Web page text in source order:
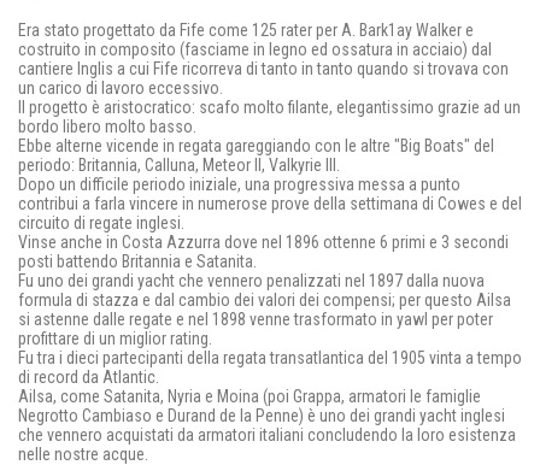
Era stato progettato da Fife come 125 rater per A. Bark1ay Walker e
costruito in composito (fasciame in legno ed ossatura in acciaio) dal
cantiere lnglis a cui Fife ricorreva di tanto in tanto quando si trovava con
un carico di lavoro eccessivo.
Il progetto è aristocratico: scafo molto filante, elegantissimo grazie ad un
bordo libero molto basso.
Ebbe alterne vicende in regata gareggiando con le altre "Big Boats" del
periodo: Britannia, Calluna, Meteor II, Valkyrie III.
Dopo un difficile periodo iniziale, una progressiva messa a punto
contribui a farla vincere in numerose prove della settimana di Cowes e del
circuito di regate inglesi.
Vinse anche in Costa Azzurra dove nel 1896 ottenne 6 primi e 3 secondi
posti battendo Britannia e Satanita.
Fu uno dei grandi yacht che vennero penalizzati nel 1897 dalla nuova
formula di stazza e dal cambio dei valori dei compensi; per questo Ailsa
si astenne dalle regate e nel 1898 venne trasformato in yawl per poter
profittare di un miglior rating.
Fu tra i dieci partecipanti della regata transatlantica del 1905 vinta a tempo
di record da Atlantic.
Ailsa, come Satanita, Nyria e Moina (poi Grappa, armatori le famiglie
Negrotto Cambiaso e Durand de la Penne) è uno dei grandi yacht inglesi
che vennero acquistati da armatori italiani concludendo la loro esistenza
nelle nostre acque.